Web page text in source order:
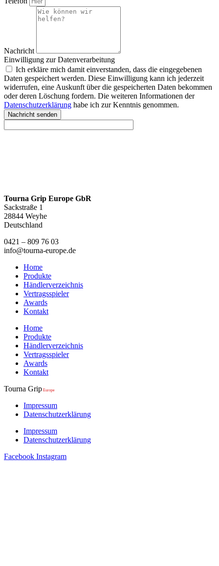
Nachricht
Einwilligung zur Datenverarbeitung
Ich erkläre mich damit einverstanden, dass die eingegebenen
Daten gespeichert werden. Diese Einwilligung kann ich jederzeit
widerrufen, eine Auskunft über die gespeicherten Daten bekommen
oder deren Löschung fordern. Die weiteren Informationen der
Datenschutzerklärung habe ich zur Kenntnis genommen.
Nachricht senden
Tourna Grip Europe GbR
Sackstraße 1
28844 Weyhe
Deutschland
0421 – 809 76 03
info@tourna-europe.de
Home
Produkte
Händlerverzeichnis
Vertragsspieler
Awards
Kontakt
Home
Produkte
Händlerverzeichnis
Vertragsspieler
Awards
Kontakt
Tourna Grip Europe
Impressum
Datenschutzerklärung
Impressum
Datenschutzerklärung
Facebook Instagram